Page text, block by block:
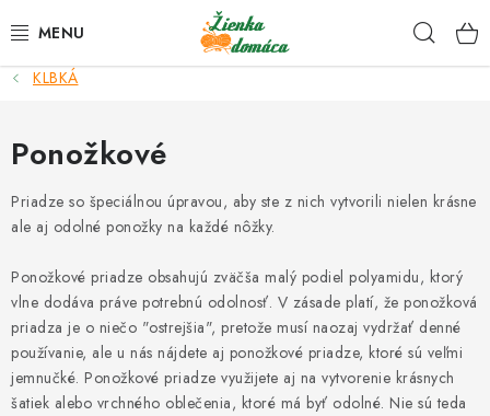
na
KLBKÁ
GALANTÉRIA
ČASOPISY, NÁVODY
DARČEKOVÉ POUKÁŽKY
VÝPREDAJ!
KLBKÁ
Ponožkové
Priadze so špeciálnou úpravou, aby ste z nich vytvorili nielen krásne
ale aj odolné ponožky na každé nôžky.
Ponožkové priadze obsahujú zväčša malý podiel polyamidu, ktorý
vlne dodáva práve potrebnú odolnosť. V zásade platí, že ponožková
priadza je o niečo "ostrejšia", pretože musí naozaj vydržať denné
používanie, ale u nás nájdete aj ponožkové priadze, ktoré sú veľmi
jemnučké. Ponožkové priadze využijete aj na vytvorenie krásnych
šatiek alebo vrchného oblečenia, ktoré má byť odolné. Nie sú teda